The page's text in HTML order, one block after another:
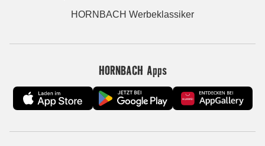
HORNBACH Werbeklassiker
HORNBACH Apps